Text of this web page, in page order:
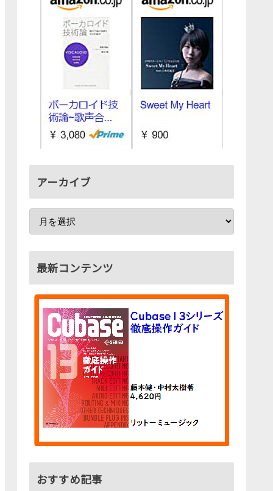
アーカイブ
最新コンテンツ
おすすめ記事